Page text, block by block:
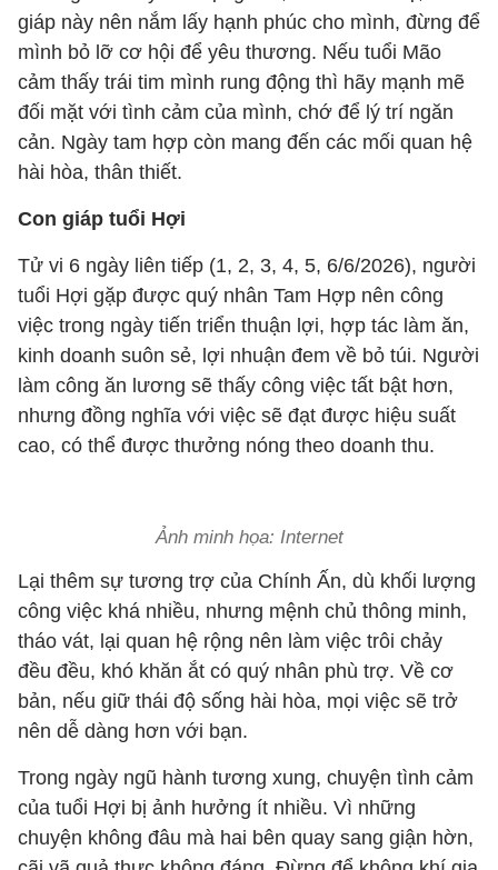
giáp này nên nắm lấy hạnh phúc cho mình, đừng để
mình bỏ lỡ cơ hội để yêu thương. Nếu tuổi Mão
cảm thấy trái tim mình rung động thì hãy mạnh mẽ
đối mặt với tình cảm của mình, chớ để lý trí ngăn
cản. Ngày tam hợp còn mang đến các mối quan hệ
hài hòa, thân thiết.
Con giáp tuổi Hợi
Tử vi 6 ngày liên tiếp (1, 2, 3, 4, 5, 6/6/2026), người
tuổi Hợi gặp được quý nhân Tam Hợp nên công
việc trong ngày tiến triển thuận lợi, hợp tác làm ăn,
kinh doanh suôn sẻ, lợi nhuận đem về bỏ túi. Người
làm công ăn lương sẽ thấy công việc tất bật hơn,
nhưng đồng nghĩa với việc sẽ đạt được hiệu suất
cao, có thể được thưởng nóng theo doanh thu.
Ảnh minh họa: Internet
Lại thêm sự tương trợ của Chính Ấn, dù khối lượng
công việc khá nhiều, nhưng mệnh chủ thông minh,
tháo vát, lại quan hệ rộng nên làm việc trôi chảy
đều đều, khó khăn ắt có quý nhân phù trợ. Về cơ
bản, nếu giữ thái độ sống hài hòa, mọi việc sẽ trở
nên dễ dàng hơn với bạn.
Trong ngày ngũ hành tương xung, chuyện tình cảm
của tuổi Hợi bị ảnh hưởng ít nhiều. Vì những
chuyện không đâu mà hai bên quay sang giận hờn,